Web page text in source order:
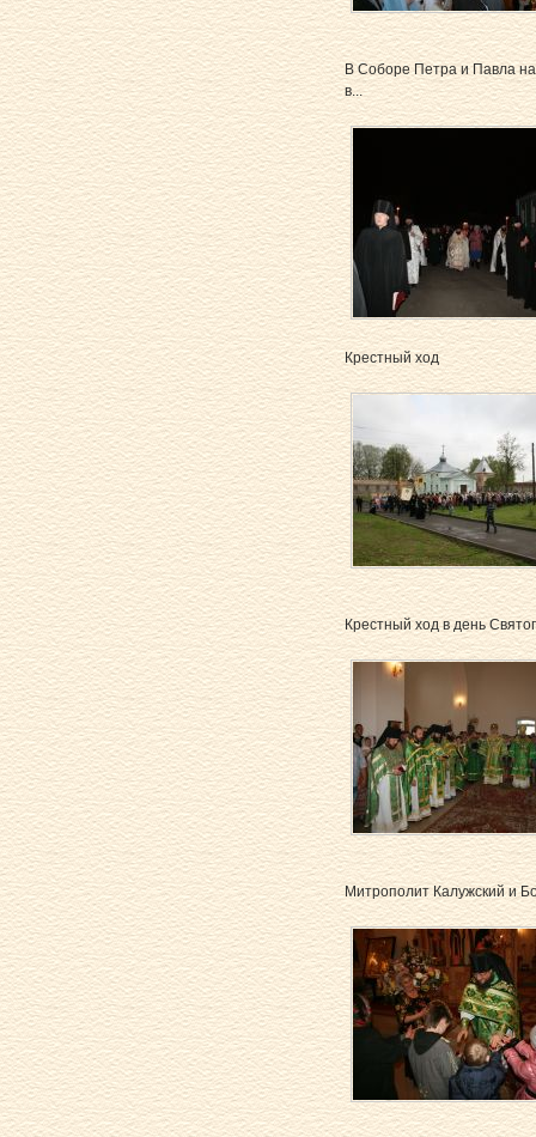
В Соборе Петра и Павла на
в...
Крестный ход
Крестный ход в день
Митрополит Калужский и